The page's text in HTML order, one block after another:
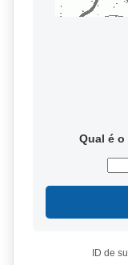
Qual é
ID de